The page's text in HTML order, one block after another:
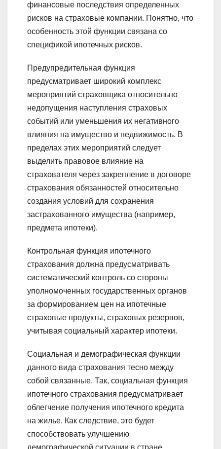
финансовые последствия определенных
рисков на страховые компании. Понятно, что
особенность этой функции связана со
спецификой ипотечных рисков.
Предупредительная функция
предусматривает широкий комплекс
мероприятий страховщика относительно
недопущения наступления страховых
событий или уменьшения их негативного
влияния на имущество и недвижимость. В
пределах этих мероприятий следует
выделить правовое влияние на
страхователя через закрепление в договоре
страхования обязанностей относительно
создания условий для сохранения
застрахованного имущества (например,
предмета ипотеки).
Контрольная функция ипотечного
страхования должна предусматривать
систематический контроль со стороны
уполномоченных государственных органов
за формированием цен на ипотечные
страховые продукты, страховых резервов,
учитывая социальный характер ипотеки.
Социальная и демографическая функции
данного вида страхования тесно между
собой связанные. Так, социальная функция
ипотечного страхования предусматривает
облегчение получения ипотечного кредита
на жилье. Как следствие, это будет
способствовать улучшению
демографической ситуации в стране.